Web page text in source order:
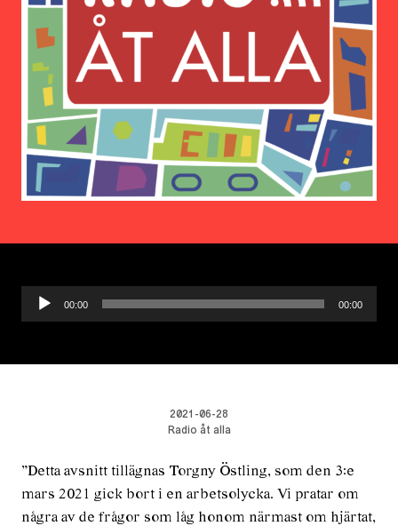
Ljudspelare
00:00 00:00
2021-06-28
Radio åt alla
”Detta avsnitt tillägnas Torgny Östling, som den 3:e
mars 2021 gick bort i en arbetsolycka. Vi pratar om
några av de frågor som låg honom närmast om hjärtat,